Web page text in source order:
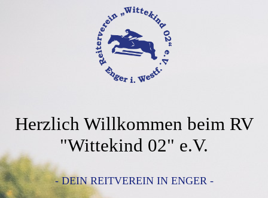
Herzlich Willkommen beim RV
"Wittekind 02" e.V.
- DEIN REITVEREIN IN ENGER -